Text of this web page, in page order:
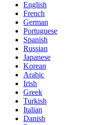
English
French
German
Portuguese
Spanish
Russian
Japanese
Korean
Arabic
Irish
Greek
Turkish
Italian
Danish